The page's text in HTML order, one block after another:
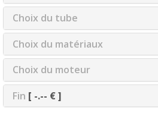
Choix du tube
Choix du matériaux
Choix du moteur
Fin [ -.-- € ]